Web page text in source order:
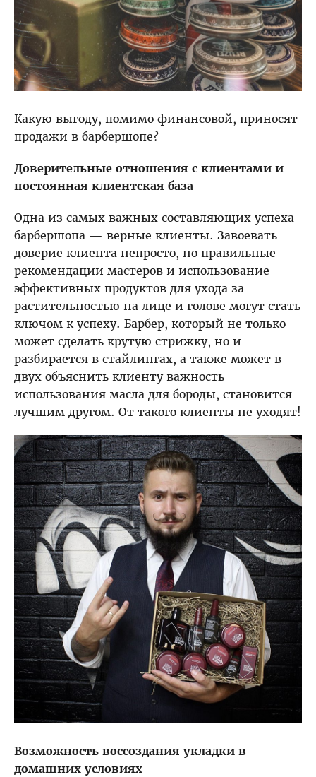
Какую выгоду, помимо финансовой, приносят
продажи в барбершопе?
Доверительные отношения с клиентами и
постоянная клиентская база
Одна из самых важных составляющих успеха
барбершопа — верные клиенты. Завоевать
доверие клиента непросто, но правильные
рекомендации мастеров и использование
эффективных продуктов для ухода за
растительностью на лице и голове могут стать
ключом к успеху. Барбер, который не только
может сделать крутую стрижку, но и
разбирается в стайлингах, а также может в
двух объяснить клиенту важность
использования масла для бороды, становится
лучшим другом. От такого клиенты не уходят!
Возможность воссоздания укладки в
домашних условиях